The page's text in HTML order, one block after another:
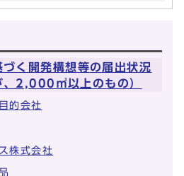
く開発構想等の届出状況
、2,000㎡以上のもの）
的会社
株式会社